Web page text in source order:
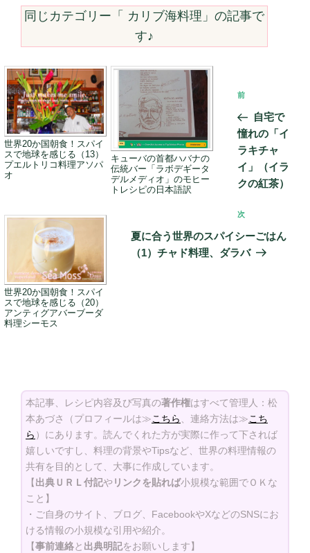
同じカテゴリー「 カリブ海料理 」の記事で
す♪
世界20か国朝食！スパイ
スで地球を感じる（13）
プエルトリコ料理アソパ
オ
キューバの首都ハバナの
伝統バー「ラボデギータ
デルメディオ」のモヒー
トレシピの日本語訳
世界20か国朝食！スパイ
スで地球を感じる（20）
アンティグアバーブーダ
料理シーモス
投
稿
ナ
ビ
ゲ
ョ
ン
前
の
投
稿
前
自宅で
憧れの「イ
ラキチャ
イ」（イラ
クの紅茶）
次
の
投
次
夏に合う世界のスパイシーごはん
（1）チャド料理、ダラバ
本記事、レシピ内容及び写真の著作権はすべて管理人：松
本あづさ（プロフィールは≫こちら 、連絡方法は≫こち
ら ）にあります。読んでくれた方が実際に作って下されば
嬉しいですし、料理の背景やTipsなど、世界の料理情報の
共有を目的として、大事に作成しています。
【出典ＵＲＬ付記やリンクを貼れば小規模な範囲でＯＫな
こと】
・ご自身のサイト、ブログ、FacebookやXなどのSNSにお
ける情報の小規模な引用や紹介。
【事前連絡と 出典明記をお願いします】